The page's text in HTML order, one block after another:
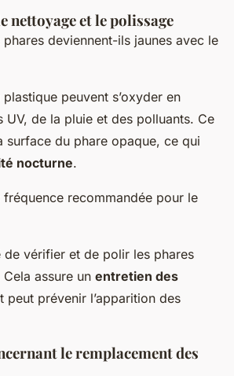
nettoyageet le polissage
deviennent-ils jaunes avec le
peuvent s’oxyder en
UV, de la pluie et des polluants. Ce
surface du phare opaque, ce qui
nocturne.
recommandée pour le
de vérifier et de polir les phares
assure un entretien des
peut prévenir l’apparition des
le remplacement des